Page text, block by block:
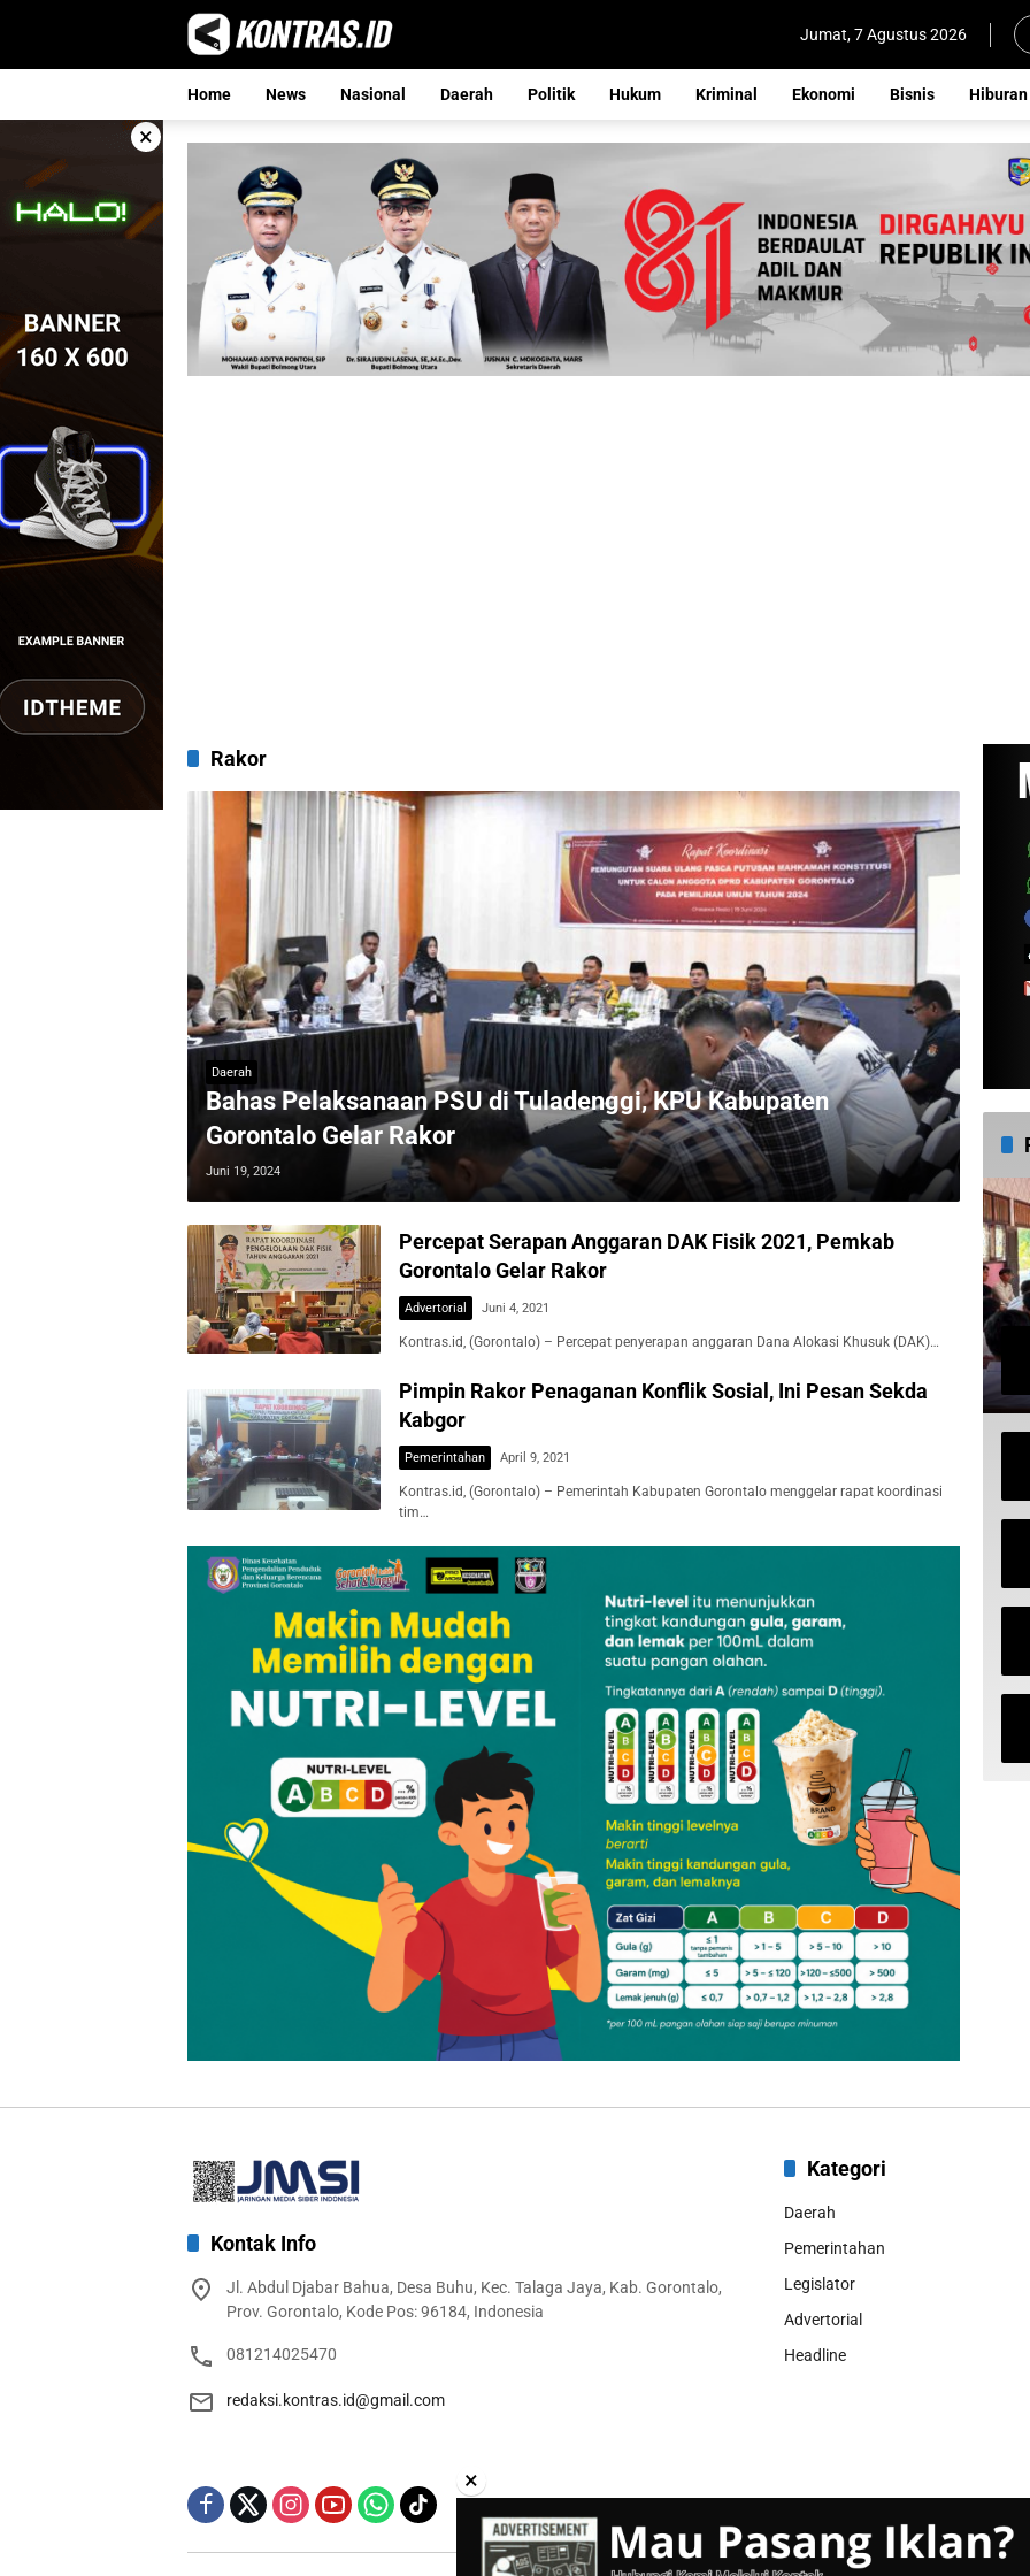
Jumat, 7 Agustus 2026
Home News Nasional Daerah Politik Hukum Kriminal Ekonomi Bisnis Hiburan
×
Rakor
Daerah
Bahas Pelaksanaan PSU di Tuladenggi, KPU Kabupaten
Gorontalo Gelar Rakor
Juni 19, 2024
Percepat Serapan Anggaran DAK Fisik 2021, Pemkab
Gorontalo Gelar Rakor
Advertorial Juni 4, 2021
Kontras.id, (Gorontalo) – Percepat penyerapan anggaran Dana Alokasi Khusuk (DAK)…
Pimpin Rakor Penaganan Konflik Sosial, Ini Pesan Sekda
Kabgor
Pemerintahan April 9, 2021
Kontras.id, (Gorontalo) – Pemerintah Kabupaten Gorontalo menggelar rapat koordinasi
tim…
Kontak Info
Jl. Abdul Djabar Bahua, Desa Buhu, Kec. Talaga Jaya, Kab. Gorontalo,
Prov. Gorontalo, Kode Pos: 96184, Indonesia
081214025470
redaksi.kontras.id@gmail.com
Kategori
Daerah
Pemerintahan
Legislator
Advertorial
Headline
×